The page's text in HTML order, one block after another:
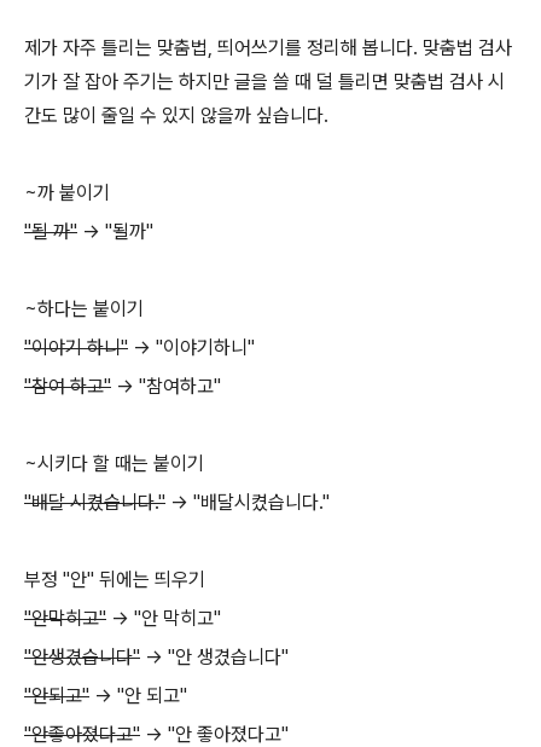
제가 자주 틀리는 맞춤법, 띄어쓰기를 정리해 봅니다. 맞춤법 검사
기가 잘 잡아 주기는 하지만 글을 쓸 때 덜 틀리면 맞춤법 검사 시
간도 많이 줄일 수 있지 않을까 싶습니다.
~까 붙이기
"될 까" -> "될까"
~하다는 붙이기
"이야기 하니" -> "이야기하니"
"참여 하고" -> "참여하고"
~시키다 할 때는 붙이기
"배달 시켰습니다." -> "배달시켰습니다."
부정 "안" 뒤에는 띄우기
"안막히고" -> "안 막히고"
"안생겼습니다" -> "안 생겼습니다"
"안되고" -> "안 되고"
"안좋아졌다고" -> "안 좋아졌다고"